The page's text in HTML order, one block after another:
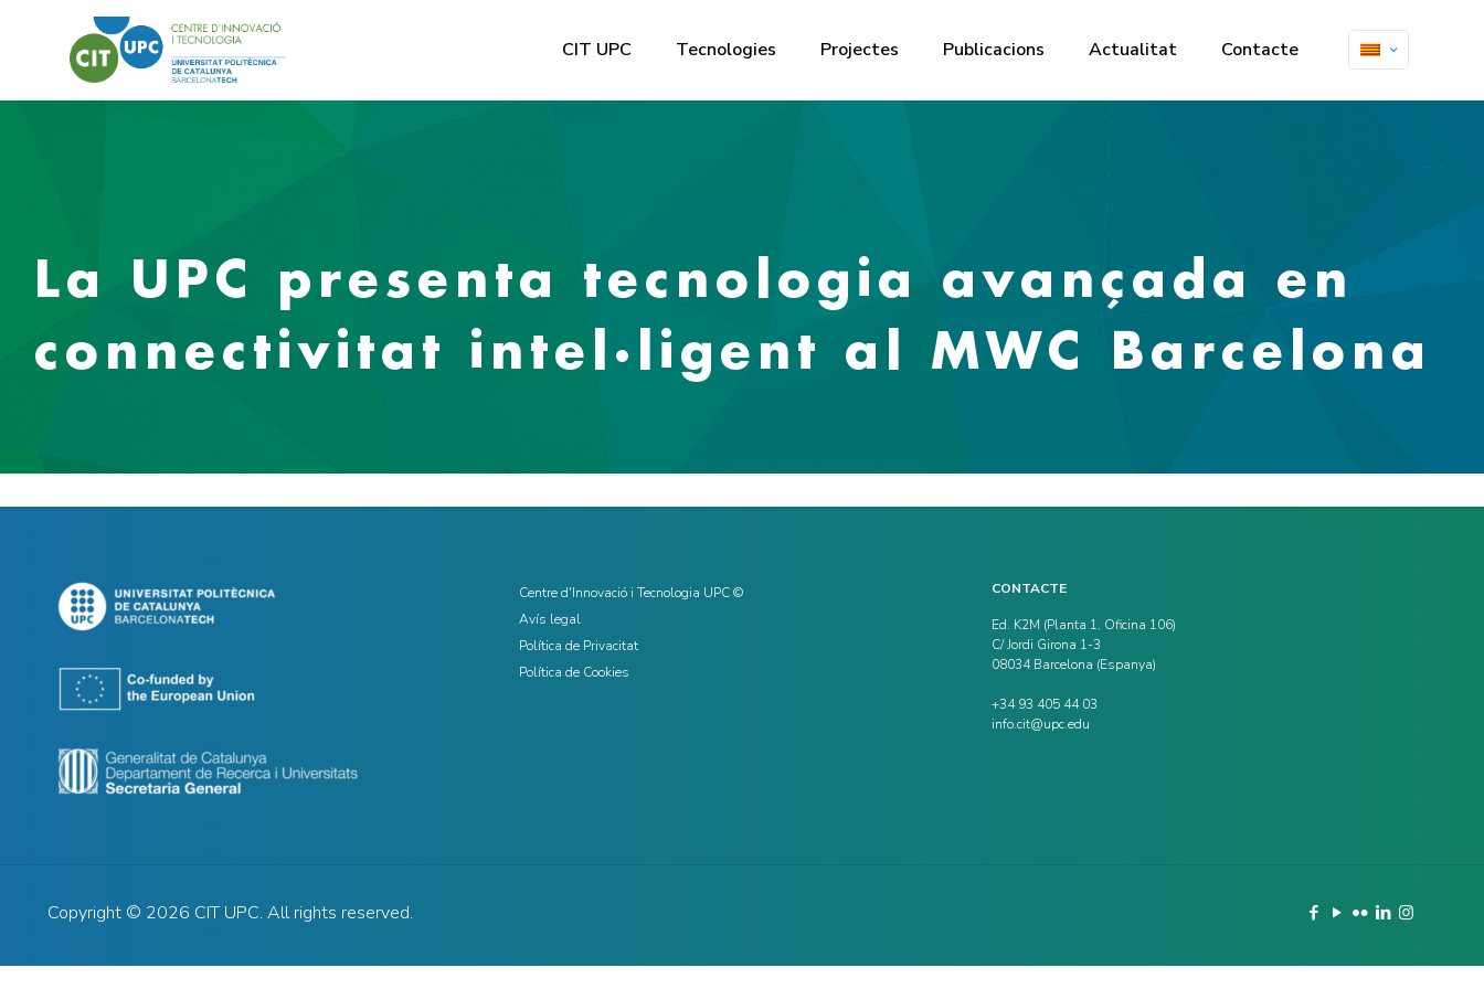
CIT UPC Tecnologies Projectes Publicacions Actualitat Contacte
La UPC presenta tecnologia avançada en
connectivitat intel·ligent al MWC Barcelona
Centre d'Innovació i Tecnologia UPC ©
Avís legal
Política de Privacitat
Política de Cookies
CONTACTE
Ed. K2M (Planta 1, Oficina 106)
C/ Jordi Girona 1-3
08034 Barcelona (Espanya)
+34 93 405 44 03
info.cit@upc.edu
Copyright © 2026 CIT UPC. All rights reserved.